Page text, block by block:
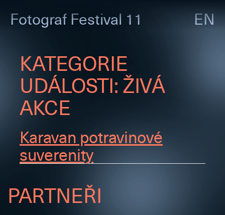
Fotograf Festival 11 EN
KATEGORIE
UDÁLOSTI:ŽIVÁ
AKCE
Karavan potravinové
suverenity
PARTNEŘI